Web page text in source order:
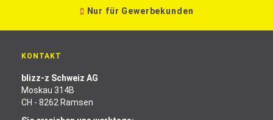
Nur für Gewerbekunden
KONTAKT
blizz-z Schweiz AG
Moskau 314B
CH - 8262 Ramsen